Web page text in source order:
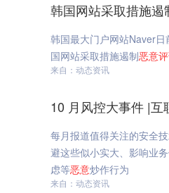
韩国网站采取措施遏
韩国最大门户网站Naver
国网站采取措施遏制恶意
来自：动态资讯
10 月风控大事件 |互
每月报道值得关注的安全
避这些似小实大、影响业
虑等恶意炒作行为
来自：动态资讯